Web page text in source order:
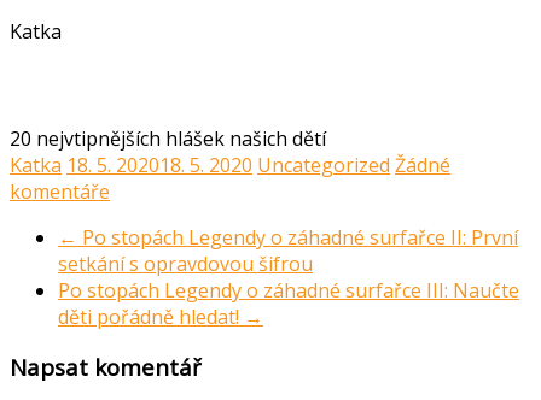
Katka
20 nejvtipnějších hlášek našich dětí
Katka 18. 5. 202018. 5. 2020 Uncategorized Žádné
komentáře
← Po stopách Legendy o záhadné surfařce II: První
setkání s opravdovou šifrou
Po stopách Legendy o záhadné surfařce III: Naučte
děti pořádně hledat! →
Napsat komentář